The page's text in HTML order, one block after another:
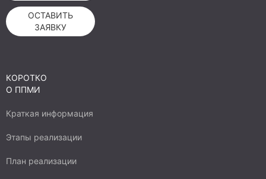
ОСТАВИТЬ
ЗАЯВКУ
КОРОТКО
О ППМИ
Краткая информация
Этапы реализации
План реализации